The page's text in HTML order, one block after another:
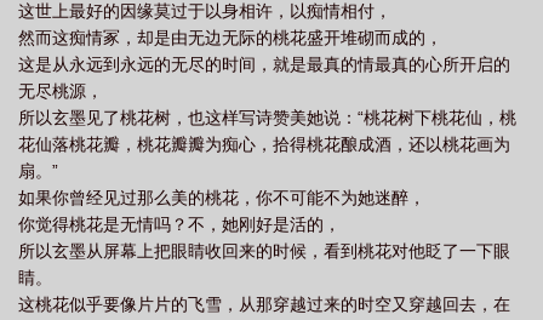
这世上最好的因缘莫过于以身相许，以痴情相付，
然而这痴情冢，却是由无边无际的桃花盛开堆砌而成的，
这是从永远到永远的无尽的时间，就是最真的情最真的心所开启的
无尽桃源，
所以玄墨见了桃花树，也这样写诗赞美她说：“桃花树下桃花仙，桃
花仙落桃花瓣，桃花瓣瓣为痴心，拾得桃花酿成酒，还以桃花画为
扇。”
如果你曾经见过那么美的桃花，你不可能不为她迷醉，
你觉得桃花是无情吗？不，她刚好是活的，
所以玄墨从屏幕上把眼睛收回来的时候，看到桃花对他眨了一下眼
睛。
这桃花似乎要像片片的飞雪，从那穿越过来的时空又穿越回去，在